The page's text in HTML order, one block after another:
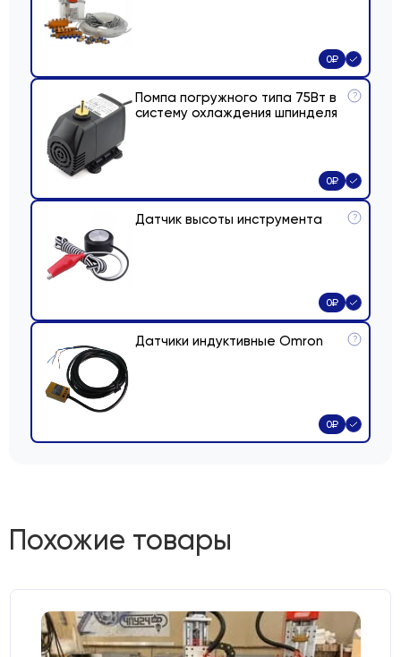
0₽
Помпа погружного типа 75Вт в
систему охлаждения шпинделя
?
0₽
Датчик высоты инструмента ?
0₽
Датчики индуктивные Omron ?
0₽
Похожие товары